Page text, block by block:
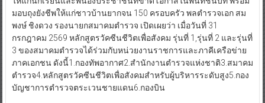
มอบถุงยังชีพให้แก่ชาวบ้านยากจน 150 ครอบครัว พลตำรวจเอก สม
พงษ์ ชิงดวง รองนายกสมาคมตำรวจ เปิดเผยว่า เมื่อวันที่ 31
กรกฎาคม 2569 หลักสูตรวัคซีนชีวิตเพื่อสังคม รุ่นที่ 1,รุ่นที่ 2 และรุ่นที่
3 ของสมาคมตำรวจได้ร่วมกับหน่วยงานราชการและภาคีเครือข่าย
ภาคเอกชน ดังนี้1.กองทัพอากาศ2.สำนักงานตำรวจแห่งชาติ3.สมาคม
ตำรวจ4.หลักสูตรวัคซีนชีวิตเพื่อสังคมสำหรับผู้บริหารระดับสูง5.กอง
บัญชาการตำรวจตระเวนชายแดน6.กองบิน